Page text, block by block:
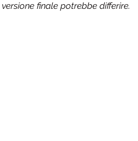
finale potrebbe differire.